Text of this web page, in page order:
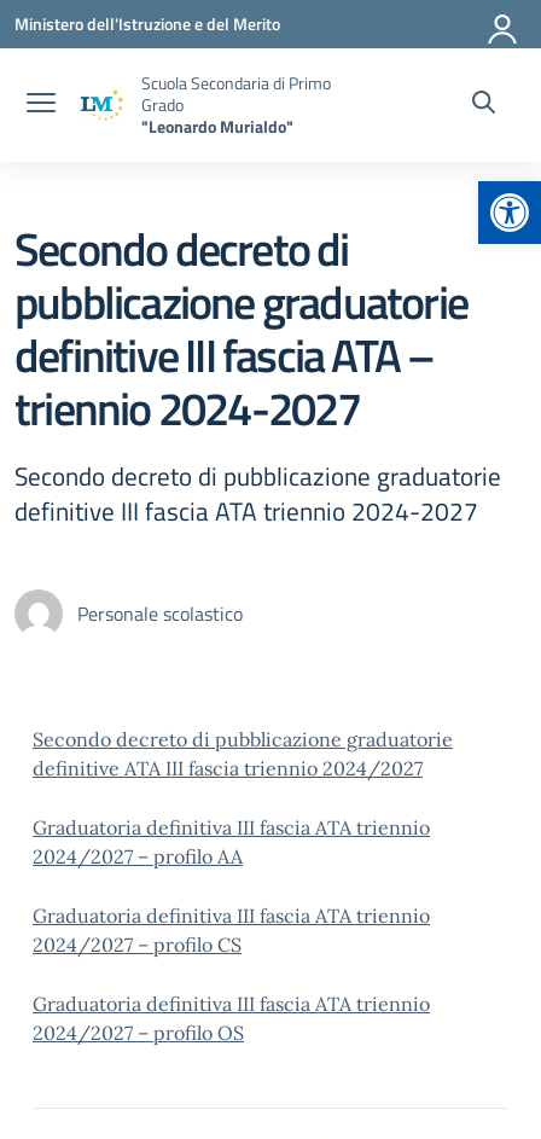
Vai ai contenuti
Vai al menu di navigazione
Vai al footer
Ministero dell'Istruzione e del Merito
Scuola Secondaria di Primo
Grado
"Leonardo Murialdo"
Secondo decreto di
pubblicazione graduatorie
definitive III fascia ATA –
triennio 2024-2027
Secondo decreto di pubblicazione graduatorie
definitive III fascia ATA triennio 2024-2027
Personale scolastico
Secondo decreto di pubblicazione graduatorie
definitive ATA III fascia triennio 2024/2027
Graduatoria definitiva III fascia ATA triennio
2024/2027 – profilo AA
Graduatoria definitiva III fascia ATA triennio
2024/2027 – profilo CS
Graduatoria definitiva III fascia ATA triennio
2024/2027 – profilo OS